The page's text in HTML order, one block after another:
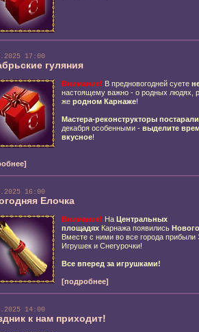
17:00
гуляния
Внимание! В предновогодней суете
настоящему важно - о родных людях,
же родном Карнаже!
Мастера-реконструкторы
декабря особенными - выделите
вкусное!
16:00
Елочка
Внимание! На Центральных
площадяхКарнажа появились
Вместе с ними во все города
Игрушек и Снегурочки!
Все вперед за игрушками!
[подробнее]
14:00
к нам приходит!